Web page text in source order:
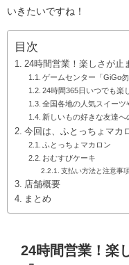
いきたいですね！
目次
24時間営業！楽しさが止
ゲームセンター「GiGo
24時間365日いつでも楽
全国各地の人気スイー
新しいもの好きな友達
今回は、ふとっちょマカ
ふとっちょマカロン
おむすびケーキ
支払い方法と注意事
店舗概要
まとめ
24時間営業！楽